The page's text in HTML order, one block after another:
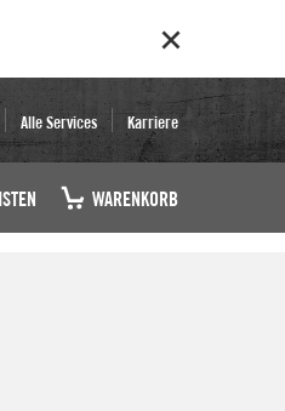
Alle Services Karriere
WARENKORB